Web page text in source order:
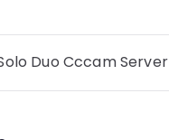
Duo Cccam Server